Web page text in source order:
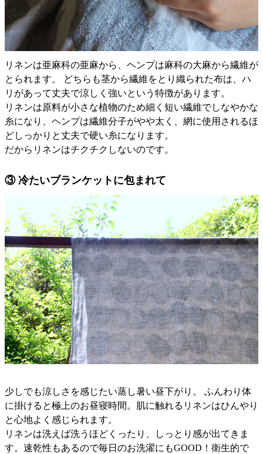
リネンは亜麻科の亜麻から、ヘンプは麻科の大麻から繊維が
とられます。 どちらも茎から繊維をとり織られた布は、ハ
リがあって丈夫で涼しく強いという特徴があります。
リネンは原料が小さな植物のため細く短い繊維でしなやかな
糸になり、ヘンプは繊維分子がやや太く、網に使用されるほ
どしっかりと丈夫で硬い糸になります。
だからリネンはチクチクしないのです。
③ 冷たいブランケットに包まれて
少しでも涼しさを感じたい蒸し暑い昼下がり。 ふんわり体
に掛けると極上のお昼寝時間。肌に触れるリネンはひんやり
と心地よく感じられます。
リネンは洗えば洗うほどくったり、しっとり感が出てきま
す。速乾性もあるので毎日のお洗濯にもGOOD！衛生的で